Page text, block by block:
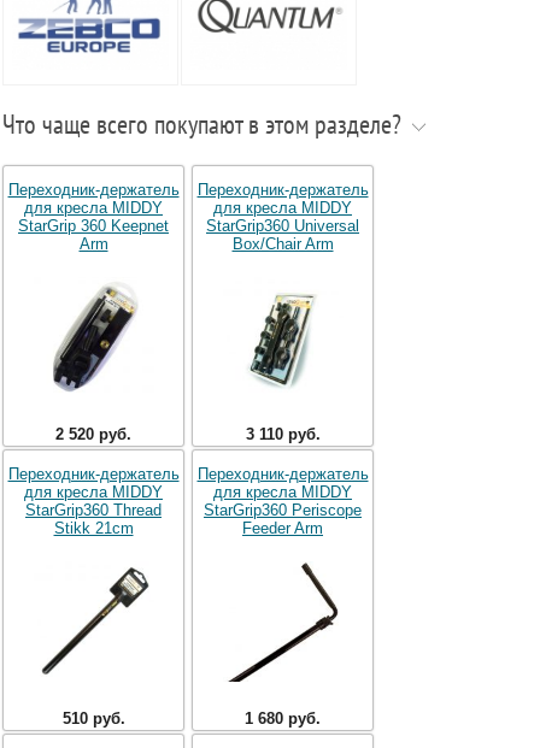
Что чаще всего покупают в этом разделе?
Переходник-держатель
для кресла MIDDY
StarGrip 360 Keepnet
Arm
2 520 руб.
Переходник-держатель
для кресла MIDDY
StarGrip360 Universal
Box/Chair Arm
3 110 руб.
Переходник-держатель
для кресла MIDDY
StarGrip360 Thread
Stikk 21cm
510 руб.
Переходник-держатель
для кресла MIDDY
StarGrip360 Periscope
Feeder Arm
1 680 руб.